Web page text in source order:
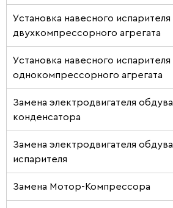
Установка навесного испарителя
двухкомпрессорного агрегата
Установка навесного испарителя
однокомпрессорного агрегата
Замена электродвигателя обдува
конденсатора
Замена электродвигателя обдува
испарителя
Замена Мотор-Компрессора